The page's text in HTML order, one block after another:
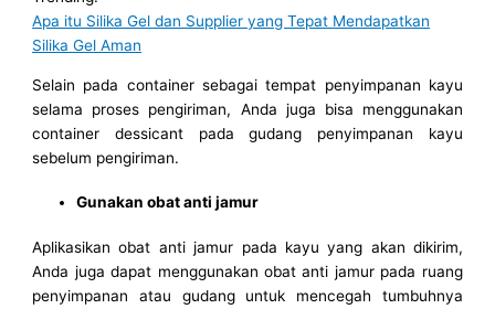
Apa itu Silika Gel dan Supplier yang Tepat Mendapatkan
Silika Gel Aman
Selain pada container sebagai tempat penyimpanan kayu
selama proses pengiriman, Anda juga bisa menggunakan
container dessicant pada gudang penyimpanan kayu
sebelum pengiriman.
Gunakan obat anti jamur
Aplikasikan obat anti jamur pada kayu yang akan dikirim,
Anda juga dapat menggunakan obat anti jamur pada ruang
penyimpanan atau gudang untuk mencegah tumbuhnya